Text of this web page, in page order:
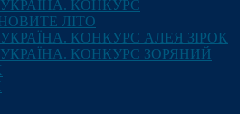
УКРАЇНА. КОНКУРС
ЛІТО
КОНКУРС АЛЕЯ ЗІРОК
УКРАЇНА. КОНКУРС ЗОРЯНИЙ